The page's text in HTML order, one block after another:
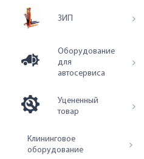
ЗИП
Оборудование
для
автосервиса
Уцененный
товар
Клининговое
оборудование